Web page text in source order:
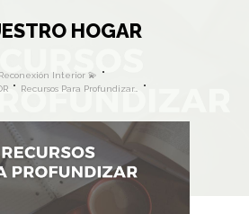
HOGAR
Reconexión Interior 💫
Recursos Para Profundizar…